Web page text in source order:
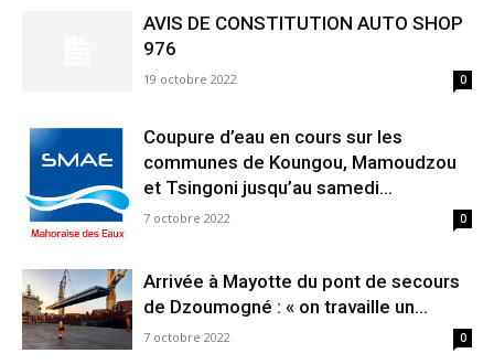
AVIS DE CONSTITUTION AUTO SHOP
976
19 octobre 2022 0
Coupure d’eau en cours sur les
communes de Koungou, Mamoudzou
et Tsingoni jusqu’au samedi...
7 octobre 2022 0
Arrivée à Mayotte du pont de secours
de Dzoumogné : « on travaille un...
7 octobre 2022 0